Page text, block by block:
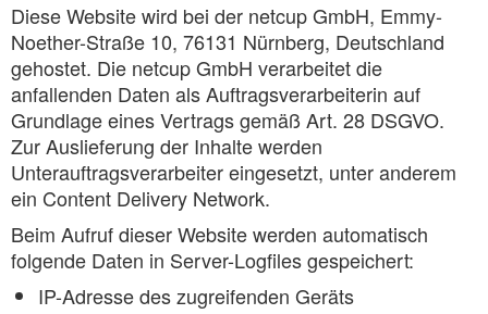
Diese Website wird bei der netcup GmbH, Emmy-
Noether-Straße 10, 76131 Nürnberg, Deutschland
gehostet. Die netcup GmbH verarbeitet die
anfallenden Daten als Auftragsverarbeiterin auf
Grundlage eines Vertrags gemäß Art. 28 DSGVO.
Zur Auslieferung der Inhalte werden
Unterauftragsverarbeiter eingesetzt, unter anderem
ein Content Delivery Network.
Beim Aufruf dieser Website werden automatisch
folgende Daten in Server-Logfiles gespeichert:
IP-Adresse des zugreifenden Geräts